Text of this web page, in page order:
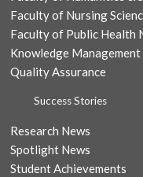
Faculty of Nursing
Faculty of Public Health
Knowledge Management
Quality Assurance
Success Stories
Research News
Spotlight News
Student Achievements